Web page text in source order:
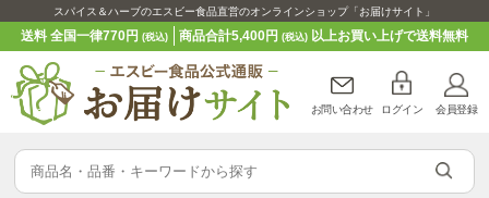
スパイス＆ハーブのエスビー食品直営のオンラインショップ「お届けサイト」
送料 全国一律770円(税込) 商品合計5,400円 (税込)以上お買い上げで送料無料
お問い合わせ ログイン 会員登録